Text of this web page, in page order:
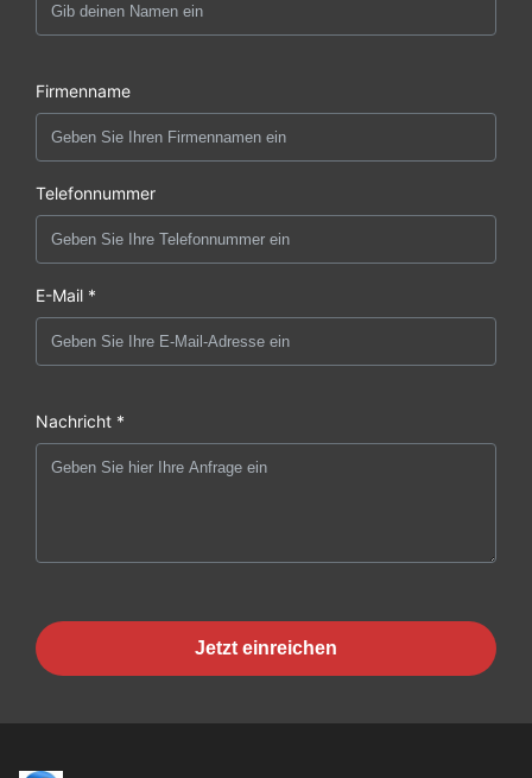
Firmenname
Telefonnummer
E-Mail *
Nachricht *
Jetzt einreichen